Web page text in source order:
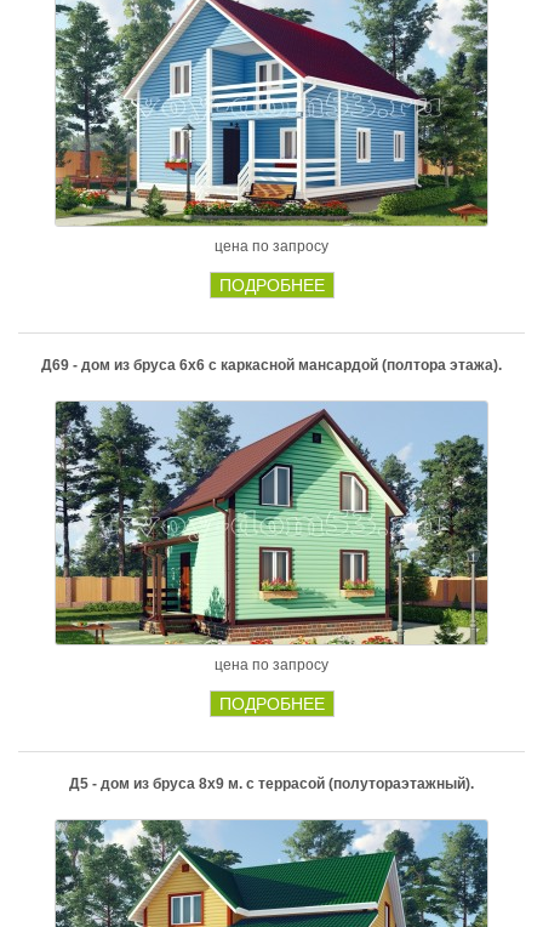
цена по запросу
ПОДРОБНЕЕ
Д69 - дом из бруса 6х6 с каркасной мансардой (полтора этажа).
цена по запросу
ПОДРОБНЕЕ
Д5 - дом из бруса 8х9 м. с террасой (полутораэтажный).